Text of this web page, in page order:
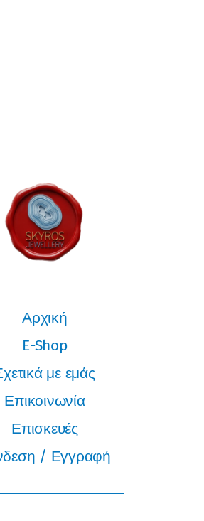
Αρχική
E-Shop
με εμάς
Επικοινωνία
Επισκευές
/ Εγγραφή